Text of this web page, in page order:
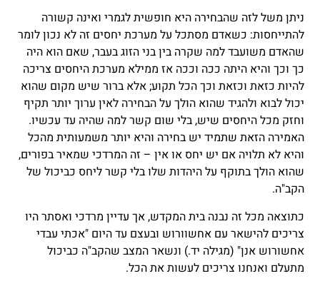
ניתן משל לזה שהבחירה היא חופשית לגמרי ואינה קשורה
להתייחסות: כשאדם מסתכל על מערכת יחסים זה לא נכון לומר
שהאדם משועבד למה שקרה בין בני הזוג בעבר, שאם הוא היה
כך וכך והיא היתה ככה וככה אז ממילא מערכת היחסים צריכה
להיות כזאת וכזאת וכך הכל תקוע; אלא ברור שיש מקום שהוא
יכול לבוא ולהגיד שהוא הולך על הבחירה לאין ערוך יותר תקיף
וחזק מכל היחסים שיש, בלי שום קשר למה שהיה עד עכשיו.
האמירה הזאת שתמיד יש בחירה והיא יותר משמעותית מהכל
והיא לא תלויה אם יש יחס או אין – זה המרדכי שמאיר בפורים,
שהוא הולך בתוקף על היהדות שלו בלי קשר ליחס כביכול של
הקב"ה.
כתוצאה מכל זה נבנה בית המקדש, אך עדיין מרדכי ואסתר היו
צריכים להישאר עם אחשוורוש ובעצם עד היום "אכתי עבדי
אחשורוש אנן" (מגילה יד.) ונשאר המצב שהקב"ה כביכול
מתעלם ואנחנו צריכים לעשות את הכל.